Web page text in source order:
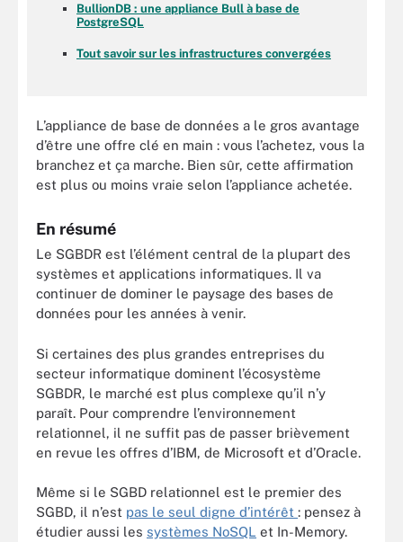
BullionDB : une appliance Bull à base de
PostgreSQL
Tout savoir sur les infrastructures convergées
L’appliance de base de données a le gros avantage
d’être une offre clé en main : vous l’achetez, vous la
branchez et ça marche. Bien sûr, cette affirmation
est plus ou moins vraie selon l’appliance achetée.
En résumé
Le SGBDR est l’élément central de la plupart des
systèmes et applications informatiques. Il va
continuer de dominer le paysage des bases de
données pour les années à venir.
Si certaines des plus grandes entreprises du
secteur informatique dominent l’écosystème
SGBDR, le marché est plus complexe qu’il n’y
paraît. Pour comprendre l’environnement
relationnel, il ne suffit pas de passer brièvement
en revue les offres d’IBM, de Microsoft et d’Oracle.
Même si le SGBD relationnel est le premier des
SGBD, il n’est pas le seul digne d’intérêt : pensez à
étudier aussi les systèmes NoSQL et In-Memory.